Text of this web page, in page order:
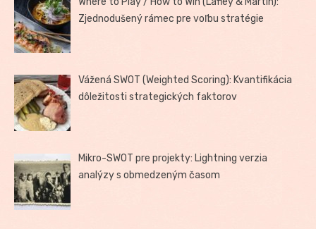
Zjednodušený rámec pre voľbu stratégie
Vážená SWOT (Weighted Scoring): Kvantifikácia
dôležitosti strategických faktorov
Mikro-SWOT pre projekty: Lightning verzia
analýzy s obmedzeným časom